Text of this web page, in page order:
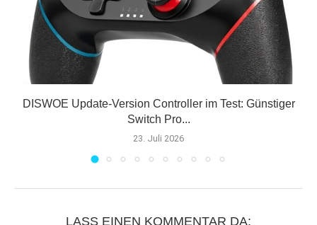
DISWOE Update-Version Controller im Test: Günstiger
Switch Pro...
23. Juli 2026
LASS EINEN KOMMENTAR DA: